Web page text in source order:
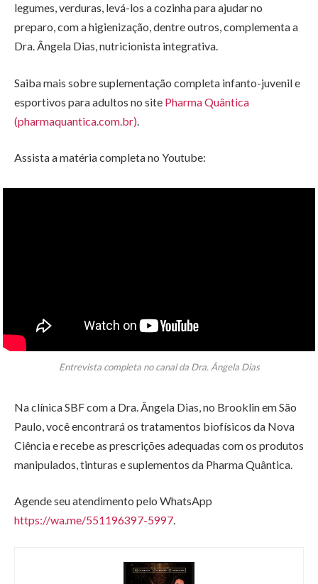
legumes, verduras, levá-los a cozinha para ajudar no
preparo, com a higienização, dentre outros, complementa a
Dra. Ângela Dias, nutricionista integrativa.
Saiba mais sobre suplementação completa infanto-juvenil e
esportivos para adultos no site Pharma Quântica
(pharmaquantica.com.br)
Assista a matéria completa no Youtube:
Entrevista completa no canal da Dra. Ângela Dias
Na clínica SBF com a Dra. Ângela Dias, no Brooklin em São
Paulo, você encontrará os tratamentos biofísicos da Nova
Ciência e recebe as prescrições adequadas com os produtos
manipulados, tinturas e suplementos da Pharma Quântica.
Agende seu atendimento pelo WhatsApp
https://wa.me/551196397-5997.